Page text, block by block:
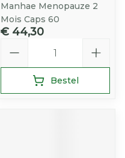
Manhae Menopauze 2
Mois Caps 60
€ 44,30
Bestel